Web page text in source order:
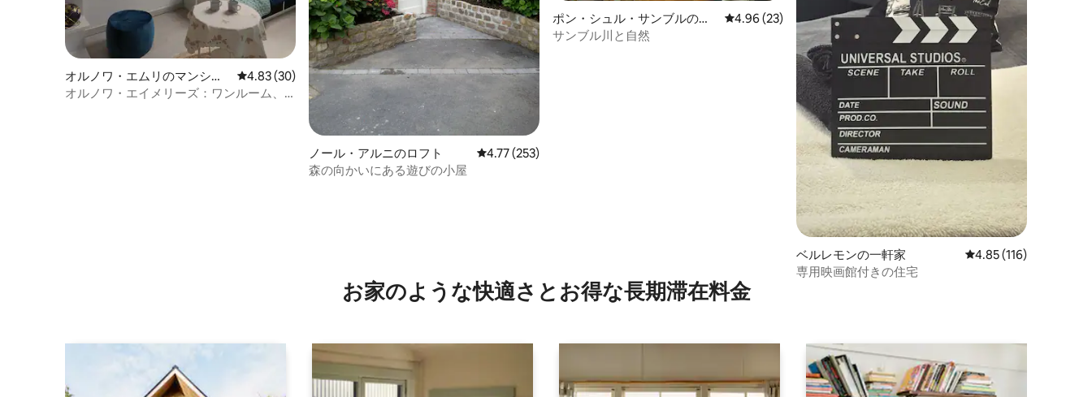
オルノワ・エムリのマンショ
ン・アパート
レビュー30件、5つ星中4.83つ星の平均評価
4.83 (30)
オルノワ・エイメリーズ：ワンルーム、1
ノール・アルニのロフト レビュー253件、5つ星中4.77つ星の平均評価
4.77 (253)
森の向かいにある遊びの小屋
ポン・シュル・サンブルの一
軒家
レビュー23件、5つ星中4.96つ星の平均評価
4.96 (23)
サンブル川と自然
ベルレモンの一軒家 レビュー116件、5つ
4.85 (116)
専用映画館付きの住宅
お家のような快⁠適⁠さ⁠とお⁠得⁠な長⁠期⁠滞⁠在料⁠金